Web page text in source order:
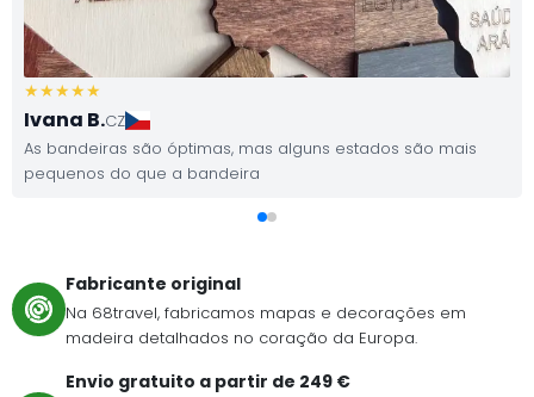
Ivana B.CZ
As bandeiras são óptimas, mas alguns estados são mais
pequenos do que a bandeira
Fabricante original
Na 68travel, fabricamos mapas e decorações em
madeira detalhados no coração da Europa.
Envio gratuito a partir de 249 €